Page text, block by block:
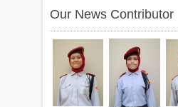
Our News Contributor